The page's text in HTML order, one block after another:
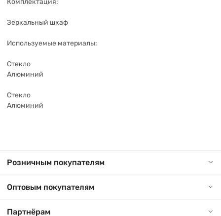
Комплектация:
Зеркальный шкаф
Используемые материалы:
Стекло
Алюминий
Стекло
Алюминий
Розничным покупателям
Оптовым покупателям
Партнёрам